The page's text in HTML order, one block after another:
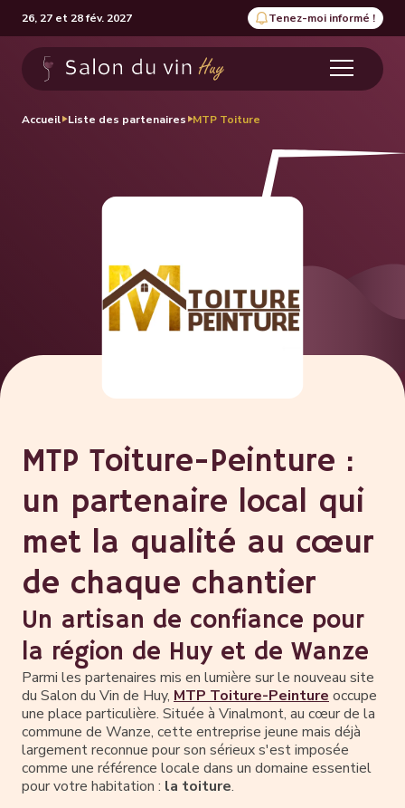
26, 27 et 28 fév. 2027 Tenez-moi informé !
Accueil Liste des partenaires MTP Toiture
MTP Toiture-Peinture :
un partenaire local qui
met la qualité au cœur
de chaque chantier
Un artisan de confiance pour
la région de Huy et de Wanze
Parmi les partenaires mis en lumière sur le nouveau site
du Salon du Vin de Huy, MTP Toiture-Peinture occupe
une place particulière. Située à Vinalmont, au cœur de la
commune de Wanze, cette entreprise jeune mais déjà
largement reconnue pour son sérieux s'est imposée
comme une référence locale dans un domaine essentiel
pour votre habitation : la toiture.